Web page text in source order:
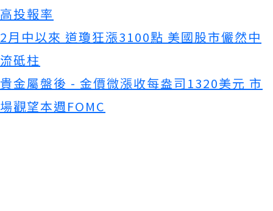
高投報率
2月中以來 道瓊狂漲3100點 美國股市儼然中
流砥柱
貴金屬盤後 - 金價微漲收每盎司1320美元 市
場觀望本週FOMC